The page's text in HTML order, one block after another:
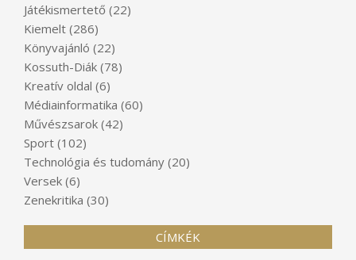
Játékismertető (22)
Kiemelt (286)
Könyvajánló (22)
Kossuth-Diák (78)
Kreatív oldal (6)
Médiainformatika (60)
Művészsarok (42)
Sport (102)
Technológia és tudomány (20)
Versek (6)
Zenekritika (30)
CÍMKÉK